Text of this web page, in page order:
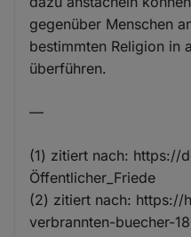
gegenüber Menschen
bestimmten Religion in
überführen.
—
(1) zitiert nach: https://
Öffentlicher_Friede
(2) zitiert nach: https://
verbrannten-buecher-